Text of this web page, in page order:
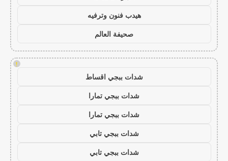
هيدب فنون وترفيه
صحيفة العالم
!
شدات ببجي اقساط
شدات ببجي تمارا
شدات ببجي تمارا
شدات ببجي تابي
شدات ببجي تابي